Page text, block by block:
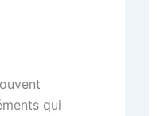
qui